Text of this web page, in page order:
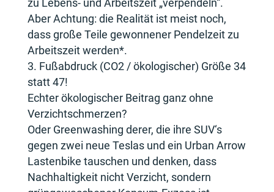
Aber Achtung: die Realität ist meist noch,
dass große Teile gewonnener Pendelzeit zu
Arbeitszeit werden*.
Fußabdruck (CO2 / ökologischer) Größe 34
statt 47!
Echter ökologischer Beitrag ganz ohne
Verzichtschmerzen?
Oder Greenwashing derer, die ihre SUV‘s
gegen zwei neue Teslas und ein Urban Arrow
Lastenbike tauschen und denken, dass
Nachhaltigkeit nicht Verzicht, sondern